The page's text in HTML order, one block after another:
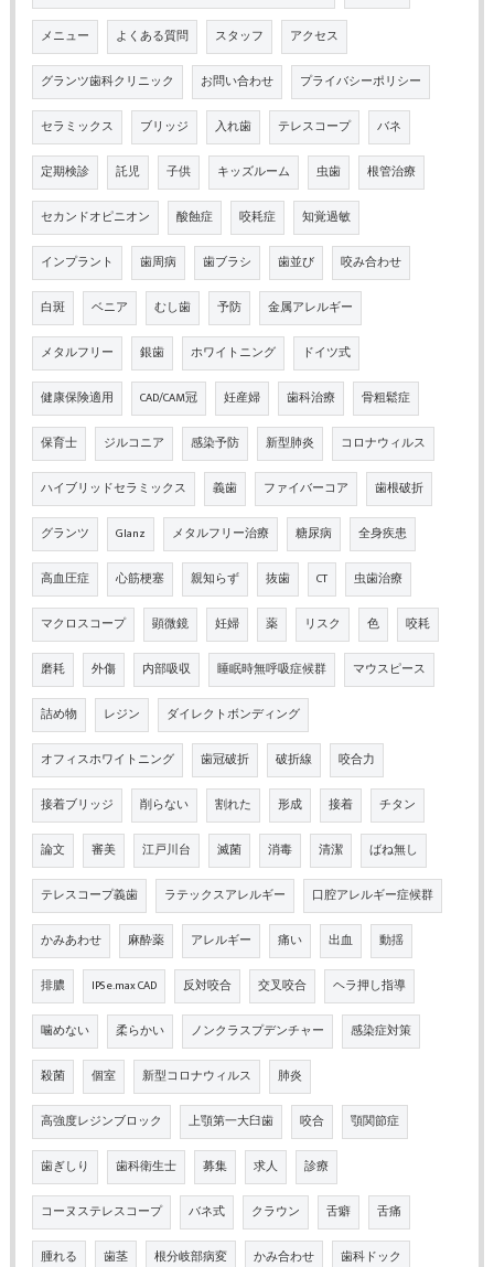
メニュー よくある質問 スタッフ アクセス
グランツ歯科クリニック お問い合わせ プライバシーポリシー
セラミックス ブリッジ 入れ歯 テレスコープ バネ
定期検診 託児 子供 キッズルーム 虫歯 根管治療
セカンドオピニオン 酸蝕症 咬耗症 知覚過敏
インプラント 歯周病 歯ブラシ 歯並び 咬み合わせ
白斑 ベニア むし歯 予防 金属アレルギー
メタルフリー 銀歯 ホワイトニング ドイツ式
健康保険適用 CAD/CAM冠 妊産婦 歯科治療 骨粗鬆症
保育士 ジルコニア 感染予防 新型肺炎 コロナウィルス
ハイブリッドセラミックス 義歯 ファイバーコア 歯根破折
グランツ Glanz メタルフリー治療 糖尿病 全身疾患
高血圧症 心筋梗塞 親知らず 抜歯 CT 虫歯治療
マクロスコープ 顕微鏡 妊婦 薬 リスク 色 咬耗
磨耗 外傷 内部吸収 睡眠時無呼吸症候群 マウスピース
詰め物 レジン ダイレクトボンディング
オフィスホワイトニング 歯冠破折 破折線 咬合力
接着ブリッジ 削らない 割れた 形成 接着 チタン
論文 審美 江戸川台 滅菌 消毒 清潔 ばね無し
テレスコープ義歯 ラテックスアレルギー 口腔アレルギー症候群
かみあわせ 麻酔薬 アレルギー 痛い 出血 動揺
排膿 IPS e.max CAD 反対咬合 交叉咬合 ヘラ押し指導
噛めない 柔らかい ノンクラスプデンチャー 感染症対策
殺菌 個室 新型コロナウィルス 肺炎
高強度レジンブロック 上顎第一大臼歯 咬合 顎関節症
歯ぎしり 歯科衛生士 募集 求人 診療
コーヌステレスコープ バネ式 クラウン 舌癖 舌痛
腫れる 歯茎 根分岐部病変 かみ合わせ 歯科ドック